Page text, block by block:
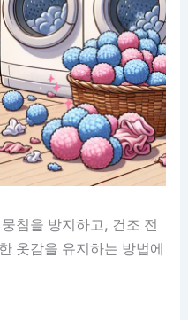
침을 방지하고, 건조 전
옷감을 유지하는 방법에